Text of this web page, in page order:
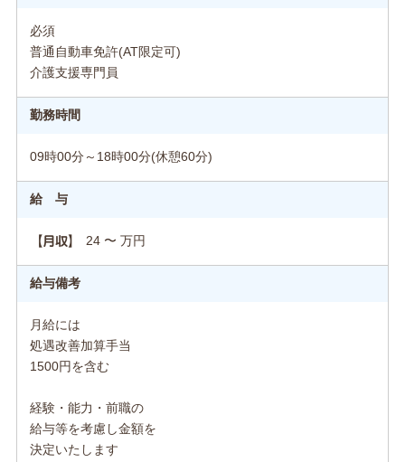
必須
普通自動車免許(AT限定可)
介護支援専門員
勤務時間
09時00分～18時00分(休憩60分)
給 与
【月収】 24 〜 万円
給与備考
月給には
処遇改善加算手当
1500円を含む
経験・能力・前職の
給与等を考慮し金額を
決定いたします